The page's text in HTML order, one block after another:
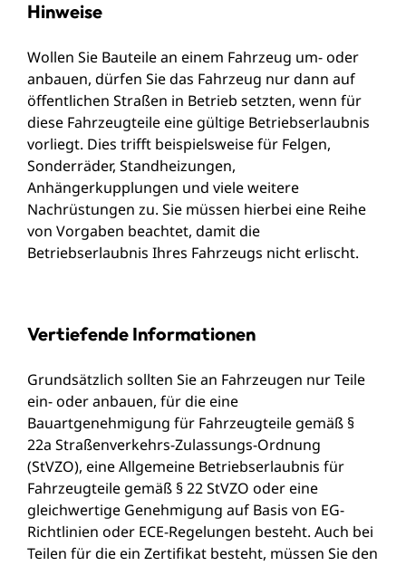
Hinweise
Wollen Sie Bauteile an einem Fahrzeug um- oder
anbauen, dürfen Sie das Fahrzeug nur dann auf
öffentlichen Straßen in Betrieb setzten, wenn für
diese Fahrzeugteile eine gültige Betriebserlaubnis
vorliegt. Dies trifft beispielsweise für Felgen,
Sonderräder, Standheizungen,
Anhängerkupplungen und viele weitere
Nachrüstungen zu. Sie müssen hierbei eine Reihe
von Vorgaben beachtet, damit die
Betriebserlaubnis Ihres Fahrzeugs nicht erlischt.
Vertiefende Informationen
Grundsätzlich sollten Sie an Fahrzeugen nur Teile
ein- oder anbauen, für die eine
Bauartgenehmigung für Fahrzeugteile gemäß §
22a Straßenverkehrs-Zulassungs-Ordnung
(StVZO), eine Allgemeine Betriebserlaubnis für
Fahrzeugteile gemäß § 22 StVZO oder eine
gleichwertige Genehmigung auf Basis von EG-
Richtlinien oder ECE-Regelungen besteht. Auch bei
Teilen für die ein Zertifikat besteht, müssen Sie den